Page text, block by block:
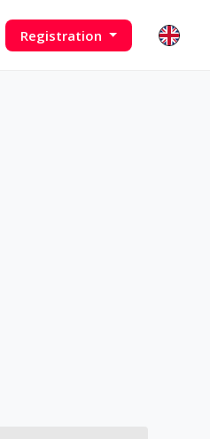
Registration